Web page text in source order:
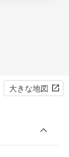
大きな地図